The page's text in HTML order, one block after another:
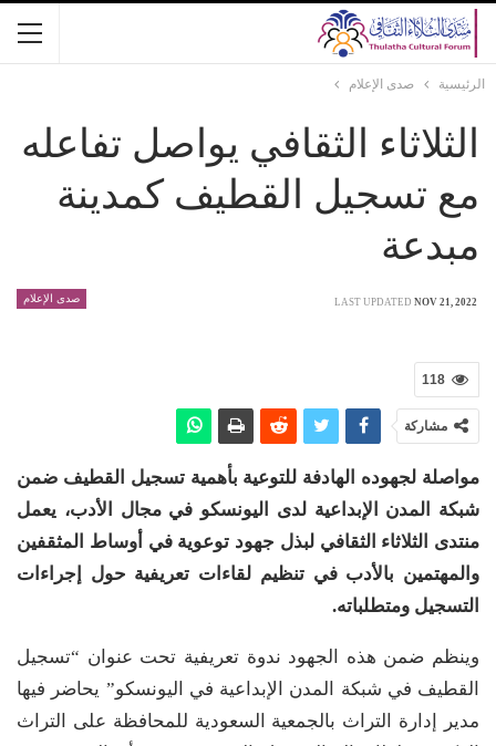
الرئيسية صدى الإعلام
الثلاثاء الثقافي يواصل تفاعله
مع تسجيل القطيف كمدينة
مبدعة
صدى الإعلام LAST UPDATED NOV 21, 2022
118
مشاركة
مواصلة لجهوده الهادفة للتوعية بأهمية تسجيل القطيف ضمن
شبكة المدن الإبداعية لدى اليونسكو في مجال الأدب، يعمل
منتدى الثلاثاء الثقافي لبذل جهود توعوية في أوساط المثقفين
والمهتمين بالأدب في تنظيم لقاءات تعريفية حول إجراءات
التسجيل ومتطلباته.
وينظم ضمن هذه الجهود ندوة تعريفية تحت عنوان “تسجيل
القطيف في شبكة المدن الإبداعية في اليونسكو” يحاضر فيها
مدير إدارة التراث بالجمعية السعودية للمحافظة على التراث